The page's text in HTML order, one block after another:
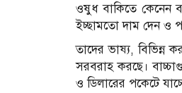
ওষুধ বাকিতে কেনেন
ইচ্ছামতো দাম দেন ও
তাদের ভাষ্য, বিভিন্ন
সরবরাহ করছে।
ও ডিলারের পকেটে